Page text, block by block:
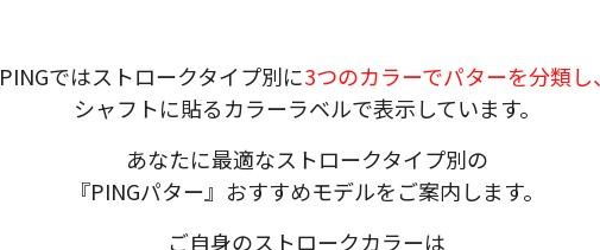
PINGではストロークタイプ別に3つのカラーでパターを分類し、
シャフトに貼るカラーラベルで表示しています。
あなたに最適なストロークタイプ別の
『PINGパター』おすすめモデルをご案内します。
ご自身のストロークカラーは